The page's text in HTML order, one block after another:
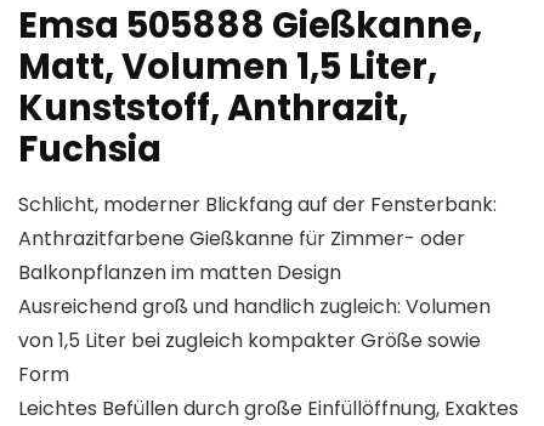
Emsa 505888 Gießkanne,
Matt, Volumen 1,5 Liter,
Kunststoff, Anthrazit,
Fuchsia
Schlicht, moderner Blickfang auf der Fensterbank:
Anthrazitfarbene Gießkanne für Zimmer- oder
Balkonpflanzen im matten Design
Ausreichend groß und handlich zugleich: Volumen
von 1,5 Liter bei zugleich kompakter Größe sowie
Form
Leichtes Befüllen durch große Einfüllöffnung, Exaktes